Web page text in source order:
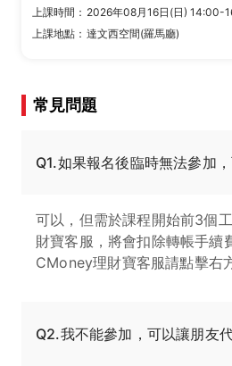
上課時間： 2026年08月16日(日) 14:00-
上課地點： 達文西空間(羅馬廳)
常見問題
Q1.如果報名後臨時無法參加
可以，但需於課程開始前3個
財寶客服，將會扣除轉帳手續
CMoney理財寶客服請點擊右
Q2.我不能參加，可以讓朋友